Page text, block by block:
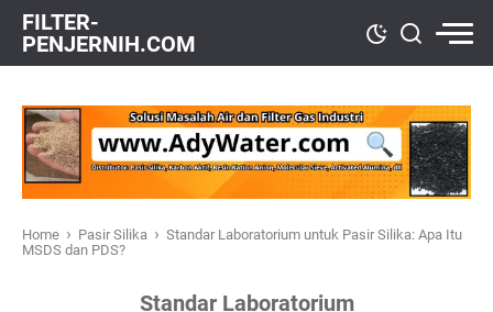
FILTER-
PENJERNIH.COM
Home › Pasir Silika › Standar Laboratorium untuk Pasir Silika: Apa Itu
MSDS dan PDS?
Standar Laboratorium